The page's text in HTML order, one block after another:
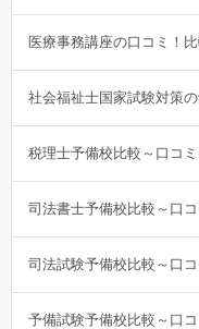
医療事務講座の口コミ！
社会福祉士国家試験対策
税理士予備校比較～口コ
司法書士予備校比較～口
司法試験予備校比較～口
予備試験予備校比較～口